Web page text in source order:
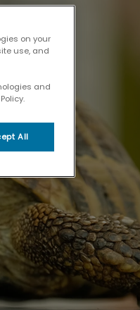
on your
use, and
and
All